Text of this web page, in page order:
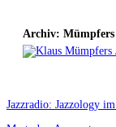
Archiv: Mümpfers
Jazzradio: Jazzology